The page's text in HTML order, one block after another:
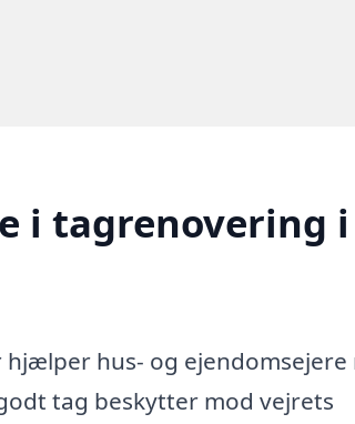
i tagrenovering i
hjælper hus- og ejendomsejere
tag beskytter mod vejrets